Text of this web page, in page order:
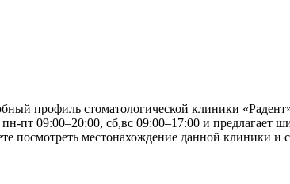
профиль стоматологической клиники
пт 09:00–20:00, сб,вс 09:00–17:00 и предлагает
посмотреть местонахождение данной клиники и